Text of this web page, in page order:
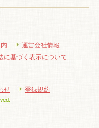
運営会社情報
に基づく表示について
せ 登録規約